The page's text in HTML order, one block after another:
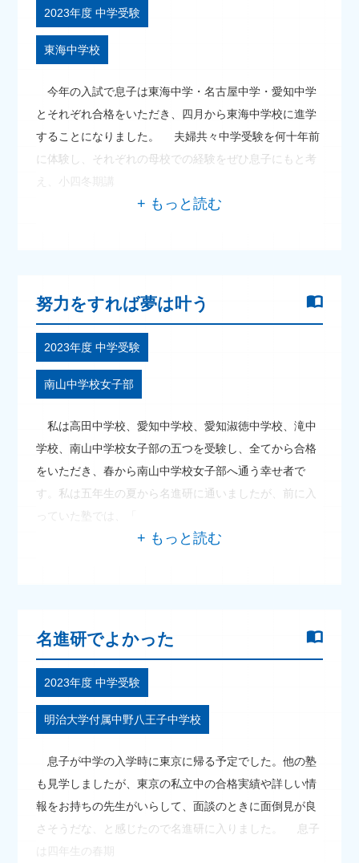
2023年度 中学受験
東海中学校
今年の入試で息子は東海中学・名古屋中学・愛知中学
とそれぞれ合格をいただき、四月から東海中学校に進学
することになりました。 夫婦共々中学受験を何十年前
に体験し、それぞれの母校での経験をぜひ息子にもと考
え、小四冬期講
努力をすれば夢は叶う
2023年度 中学受験
南山中学校女子部
私は高田中学校、愛知中学校、愛知淑徳中学校、滝中
学校、南山中学校女子部の五つを受験し、全てから合格
をいただき、春から南山中学校女子部へ通う幸せ者で
す。私は五年生の夏から名進研に通いましたが、前に入
っていた塾では、「
名進研でよかった
2023年度 中学受験
明治大学付属中野八王子中学校
息子が中学の入学時に東京に帰る予定でした。他の塾
も見学しましたが、東京の私立中の合格実績や詳しい情
報をお持ちの先生がいらして、面談のときに面倒見が良
さそうだな、と感じたので名進研に入りました。 息子
は四年生の春期